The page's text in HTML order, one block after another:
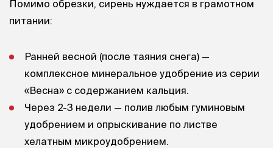
Помимо обрезки, сирень нуждается в грамотном
питании:
Ранней весной (после таяния снега) —
комплексное минеральное удобрение из серии
«Весна» с содержанием кальция.
Через 2-3 недели — полив любым гуминовым
удобрением и опрыскивание по листве
хелатным микроудобрением.